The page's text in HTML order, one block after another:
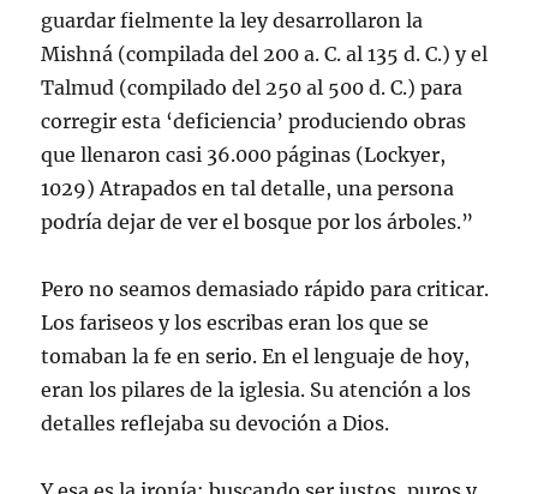
guardar fielmente la ley desarrollaron la
Mishná (compilada del 200 a. C. al 135 d. C.) y el
Talmud (compilado del 250 al 500 d. C.) para
corregir esta ‘deficiencia’ produciendo obras
que llenaron casi 36.000 páginas (Lockyer,
1029) Atrapados en tal detalle, una persona
podría dejar de ver el bosque por los árboles.”
Pero no seamos demasiado rápido para criticar.
Los fariseos y los escribas eran los que se
tomaban la fe en serio. En el lenguaje de hoy,
eran los pilares de la iglesia. Su atención a los
detalles reflejaba su devoción a Dios.